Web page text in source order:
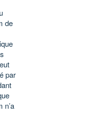
de
par
n’a